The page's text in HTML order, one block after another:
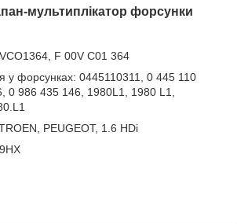
мультиплікатор форсунки
F 00V C01 364
у форсунках: 0445110311, 0 445 110
0 986 435 146, 1980L1, 1980 L1,
PEUGEOT, 1.6 HDi